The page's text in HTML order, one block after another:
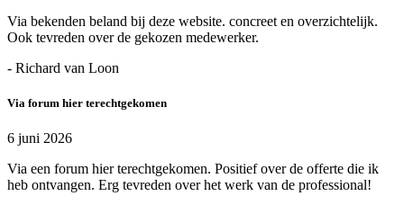
Via bekenden beland bij deze website. concreet en overzichtelijk.
Ook tevreden over de gekozen medewerker.
- Richard van Loon
Via forum hier terechtgekomen
6 juni 2026
Via een forum hier terechtgekomen. Positief over de offerte die ik
heb ontvangen. Erg tevreden over het werk van de professional!